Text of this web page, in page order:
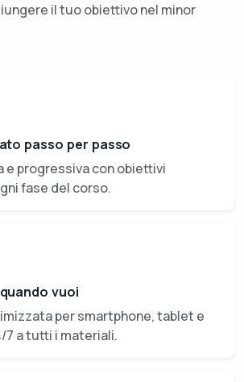
il tuo obiettivo nel minor
passo per passo
e progressiva con obiettivi
fase del corso.
vuoi
per smartphone, tablet e
7 a tutti i materiali.